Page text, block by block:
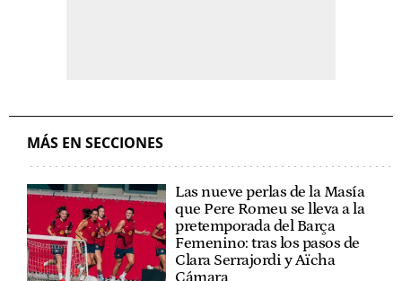
MÁS EN SECCIONES
Las nueve perlas de la Masía
que Pere Romeu se lleva a la
pretemporada del Barça
Femenino: tras los pasos de
Clara Serrajordi y Aïcha
Cámara